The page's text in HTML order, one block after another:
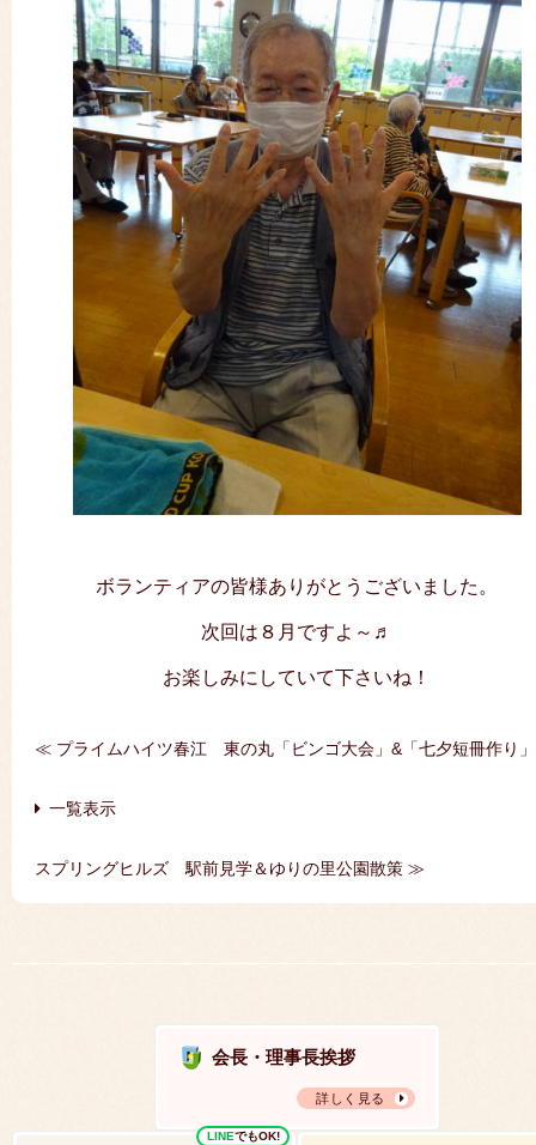
ボランティアの皆様ありがとうございました。
次回は８月ですよ～♬
お楽しみにしていて下さいね！
≪ プライムハイツ春江 東の丸「ビンゴ大会」&「七夕短冊作り」
一覧表示
スプリングヒルズ 駅前見学＆ゆりの里公園散策 ≫
会長・理事長挨拶
詳しく見る
LINEでもOK!